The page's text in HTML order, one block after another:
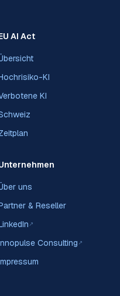
AI Act
KI
KI
uns
& Reseller
↗
Consulting ↗